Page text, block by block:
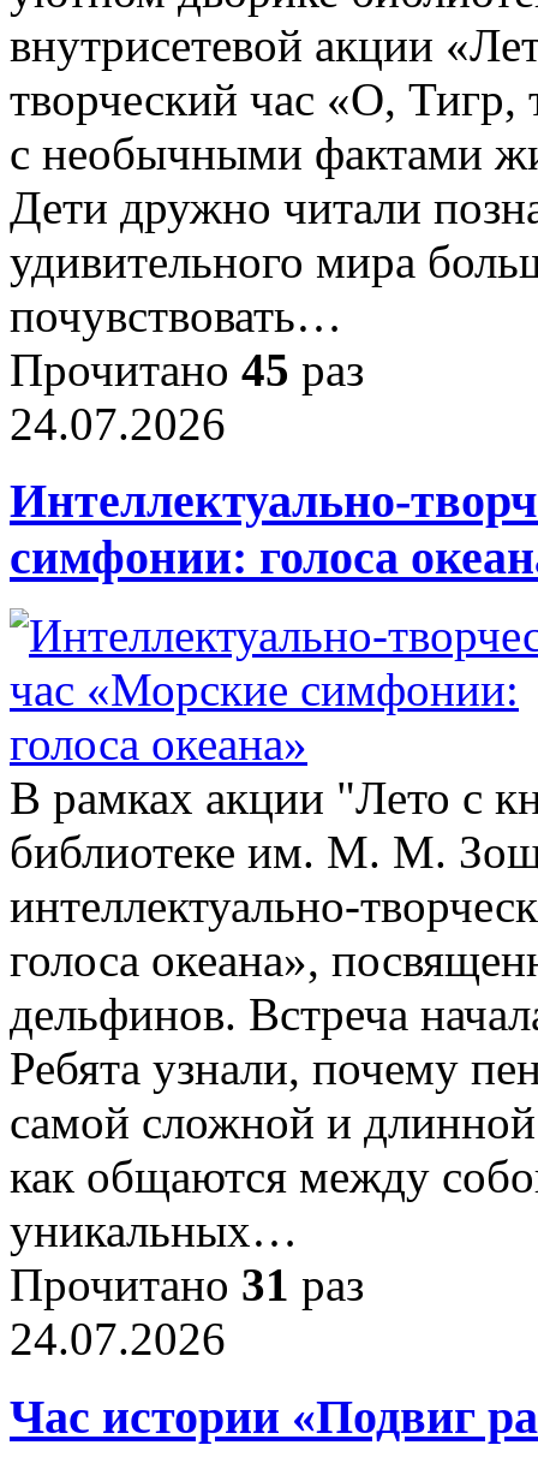
внутрисетевой акции
творческий час «О, Тигр,
с необычными фактами
Дети дружно читали
удивительного мира
почувствовать…
Прочитано 45 раз
24.07.2026
Интеллектуально-
симфонии: голоса
В рамках акции "Лето с
библиотеке им. М. М.
интеллектуально-
голоса океана»,
дельфинов. Встреча
Ребята узнали, почему
самой сложной и
как общаются между
уникальных…
Прочитано 31 раз
24.07.2026
Час истории «Подвиг